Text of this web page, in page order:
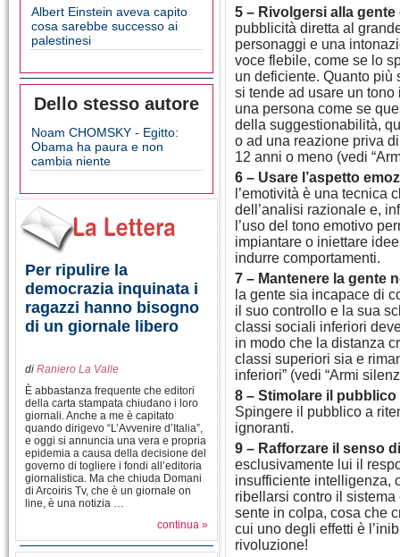
Albert Einstein aveva capito
cosa sarebbe successo ai
palestinesi
Dello stesso autore
Noam CHOMSKY - Egitto:
Obama ha paura e non
cambia niente
Per ripulire la
democrazia inquinata i
ragazzi hanno bisogno
di un giornale libero
di Raniero La Valle
È abbastanza frequente che editori
della carta stampata chiudano i loro
giornali. Anche a me è capitato
quando dirigevo “L’Avvenire d’Italia”,
e oggi si annuncia una vera e propria
epidemia a causa della decisione del
governo di togliere i fondi all’editoria
giornalistica. Ma che chiuda Domani
di Arcoiris Tv, che è un giornale on
line, è una notizia …
continua »
5 – Rivolgersi alla
pubblicità diretta al
personaggi e una
voce flebile, come se lo
un deficiente. Quanto più
si tende ad usare un
una persona come se
della suggestionabilità,
o ad una reazione priva
12 anni o meno (vedi
6 – Usare l’aspetto
l’emotività è una tecnica
dell’analisi razionale e,
l’uso del tono emotivo
impiantare o iniettare
indurre comportamenti.
7 – Mantenere la gente
la gente sia incapace di
il suo controllo e la sua
classi sociali inferiori
in modo che la distanza
classi superiori sia e
inferiori” (vedi “Armi
8 – Stimolare il
Spingere il pubblico a
ignoranti.
9 – Rafforzare il senso
esclusivamente lui il
insufficiente intelligenza,
ribellarsi contro il
sente in colpa, cosa che
cui uno degli effetti è
rivoluzione!